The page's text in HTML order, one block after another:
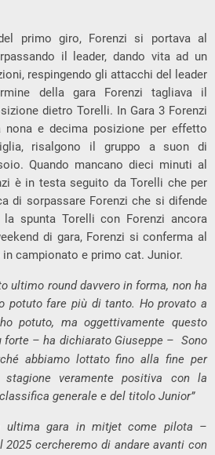
primo giro, Forenzi si portava al
il leader, dando vita ad un
respingendo gli attacchi del leader
della gara Forenzi tagliava il
dietro Torelli. In Gara 3 Forenzi
nona e decima posizione per effetto
risalgono il gruppo a suon di
Quando mancano dieci minuti al
è in testa seguito da Torelli che per
di sorpassare Forenzi che si difende
spunta Torelli con Forenzi ancora
di gara, Forenzi si conferma al
campionato e primo cat. Junior.
ultimo round davvero in forma, non ha
potuto fare più di tanto. Ho provato a
potuto, ma oggettivamente questo
forte – ha dichiarato Giuseppe – Sono
abbiamo lottato fino alla fine per
stagione veramente positiva con la
generale e del titolo Junior”
ultima gara in mitjet come pilota –
cercheremo di andare avanti con